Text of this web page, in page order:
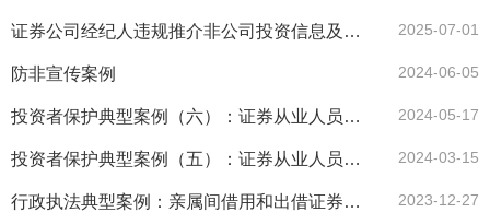
证券公司经纪人违规推介非公司投资信息及金融产品处罚案例 2025-07-01
防非宣传案例 2024-06-05
投资者保护典型案例（六）：证券从业人员“拼单”购买私募产品被处罚 2024-05-17
投资者保护典型案例（五）：证券从业人员违反廉洁从业被处罚 2024-03-15
行政执法典型案例：亲属间借用和出借证券账户被罚 2023-12-27